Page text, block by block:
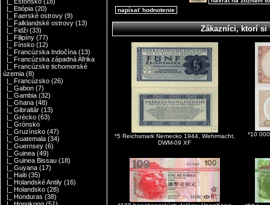
|_ Etiópia (20)
|_ Faerské ostrovy (9)
|_ Falklandské ostrovy (13)
|_ Fidži (33)
|_ Filipíny (77)
|_ Fínsko (12)
|_ Francúzska Indočína (13)
|_ Francúzska západná Afrika
|_ Francúzske tichomorské
územia (8)
|_ Francúzsko (26)
|_ Gabon (7)
|_ Gambia (32)
|_ Ghana (48)
|_ Gibraltár (13)
|_ Grécko (63)
|_ Grónsko
|_ Gruzínsko (47)
|_ Guatemala (34)
|_ Guernsey (6)
|_ Guinea (49)
|_ Guinea Bissau (18)
|_ Guyana (17)
|_ Haiti (35)
|_ Holandské Antily (16)
|_ Holandsko (28)
|_ Honduras (38)
napísať hodnotenie
Zákazníci, ktorí si
*5 Reichsmark Nemecko 1944, Wehrmacht,
DWM-09 XF
*10